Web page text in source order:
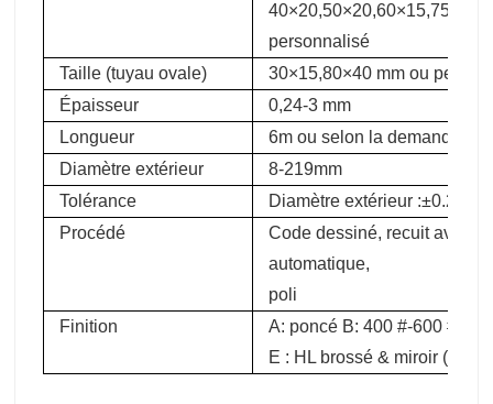
personnalisé
Taille (tuyau ovale)
30×15,80×40 mm ou
Épaisseur
0,24-3 mm
Longueur
6m ou selon la demande du
Diamètre extérieur
8-219mm
Tolérance
Diamètre extérieur
Procédé
Code dessiné, recuit avec
automatique,
poli
Finition
A: poncé B: 400 #-600 #
E : HL brossé & miroir